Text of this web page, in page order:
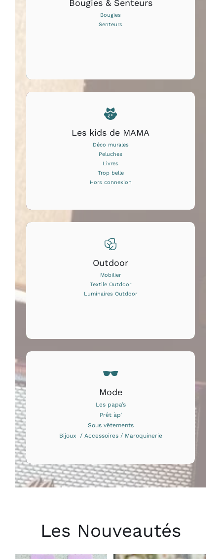
Bougies & Senteurs
Bougies
Senteurs
Les kids de MAMA
Déco murales
Peluches
Livres
Trop belle
Hors connexion
Outdoor
Mobilier
Textile Outdoor
Luminaires Outdoor
Mode
Les papa’s
Prêt àp’
Sous vêtements
Bijoux / Accessoires / Maroquinerie
Les Nouveautés